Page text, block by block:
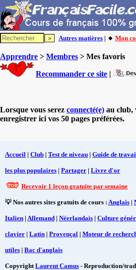
Autres matières | 🔸 Mon
Apprendre > Membres > Mes favoris
Recommander ce site |
Lorsque vous serez connecté(e) au club,
enregistrer ici vos 50 pages préférées.
Accueil | Club | Test de niveau | Guide de
les plus populaires | Partager | Livre d'or
Recevoir 1 leçon gratuite par semaine
💡 Nos autres sites gratuits de cours : Anglais |
Italien | Allemand | Néerlandais | Culture
clavier | Latin | Provençal | Moteur de
utiles | Bac d'anglais
CopyrightLaurent Camus - Reproduction/